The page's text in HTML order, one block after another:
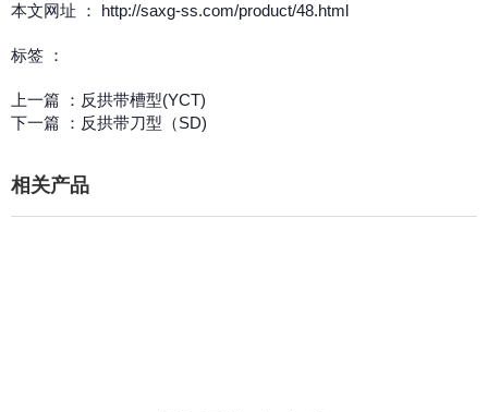
本文网址 ： http://saxg-ss.com/product/48.html
标签 ：
上一篇 ： 反拱带槽型(YCT)
下一篇 ： 反拱带刀型（SD)
相关产品